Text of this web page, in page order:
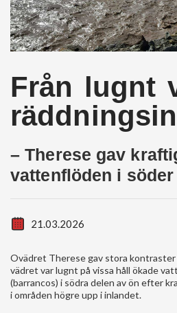
Från lugnt
– Therese gav
vattenflöden i söder
21.03.2026
Ovädret Therese gav stora kontraster
vädret var lugnt på vissa håll ökade
(barrancos) i södra delen av ön efter
i områden högre upp i inlandet.